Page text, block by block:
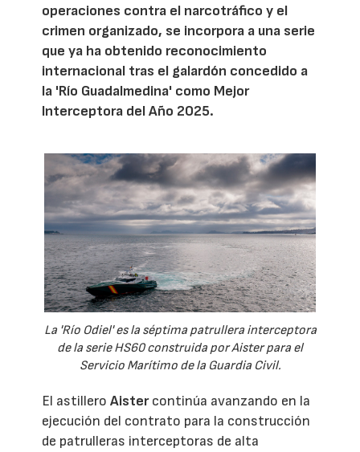
operaciones contra el narcotráfico y el
crimen organizado, se incorpora a una serie
que ya ha obtenido reconocimiento
internacional tras el galardón concedido a
la 'Río Guadalmedina' como Mejor
Interceptora del Año 2025.
La 'Río Odiel' es la séptima patrullera interceptora
de la serie HS60 construida por Aister para el
Servicio Marítimo de la Guardia Civil.
El astilleroAistercontinúa avanzando en la
ejecución del contrato para la construcción
de patrulleras interceptoras de alta